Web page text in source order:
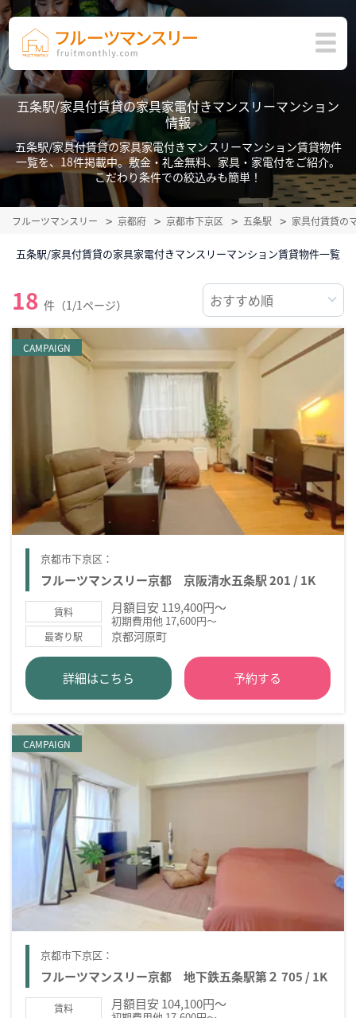
五条駅/家具付賃貸の家具家電付きマンスリーマンション
情報
五条駅/家具付賃貸の家具家電付きマンスリーマンション賃貸物件
一覧を、18件掲載中。敷金・礼金無料、家具・家電付をご紹介。
こだわり条件での絞込みも簡単！
フルーツマンスリー 京都府 京都市下京区 五条駅 家具付賃貸の
五条駅/家具付賃貸の家具家電付きマンスリーマンション賃貸物件一覧
18 件（1/1ページ）
CAMPAIGN
京都市下京区：
フルーツマンスリー京都 京阪清水五条駅 201 / 1K
賃料 月額目安 119,400円～
初期費用他 17,600円～
最寄り駅 京都河原町
詳細はこちら 予約する
CAMPAIGN
京都市下京区：
フルーツマンスリー京都 地下鉄五条駅第２ 705 / 1K
賃料 月額目安 104,100円～